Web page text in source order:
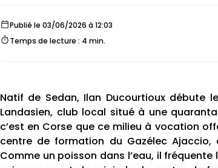
Publié le 03/06/2026 à 12:03
Temps de lecture : 4 min.
Natif de Sedan, Ilan Ducourtioux débute
Landasien, club local situé à une
c’est en Corse que ce milieu à vocation
centre de formation du Gazélec Ajaccio,
Comme un poisson dans l’eau, il